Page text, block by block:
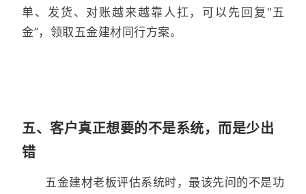
单、发货、对账越来越靠人扛，可以先回复“五
金”，领取五金建材同行方案。
五、客户真正想要的不是系统，而是少出
错
五金建材老板评估系统时，最该先问的不是功